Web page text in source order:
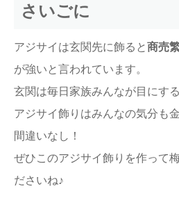
さいごに
アジサイは玄関先に飾ると商売
が強いと言われています。
玄関は毎日家族みんなが目にす
アジサイ飾りはみんなの気分も
間違いなし！
ぜひこのアジサイ飾りを作って
ださいね♪